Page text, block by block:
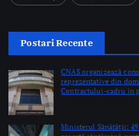
sănătate prin PNRR
by Briana Teodorescu
ANT: Trei prelevări de
Oradea în ultimele 48
by Briana Teodorescu